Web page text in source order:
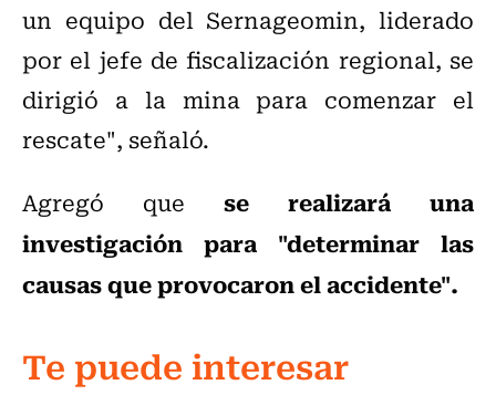
un equipo del Sernageomin, liderado
por el jefe de fiscalización regional, se
dirigió a la mina para comenzar el
rescate", señaló.
Agregó que se realizará una
investigación para "determinar las
causas que provocaron el accidente".
Te puede interesar